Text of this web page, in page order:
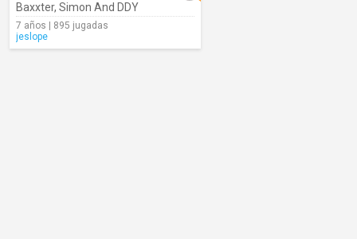
Baxxter, Simon And DDY
7 años | 895 jugadas
jeslope